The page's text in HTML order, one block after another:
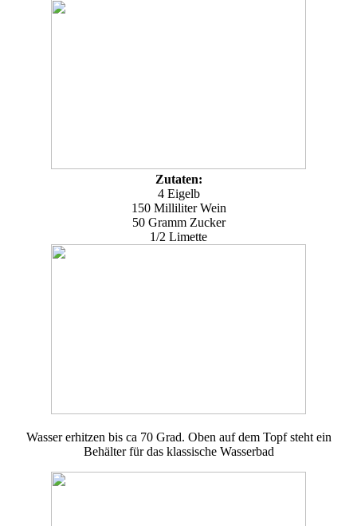
Zutaten:
4 Eigelb
150 Milliliter Wein
50 Gramm Zucker
1/2 Limette
Wasser erhitzen bis ca 70 Grad. Oben auf dem Topf steht ein
Behälter für das klassische Wasserbad